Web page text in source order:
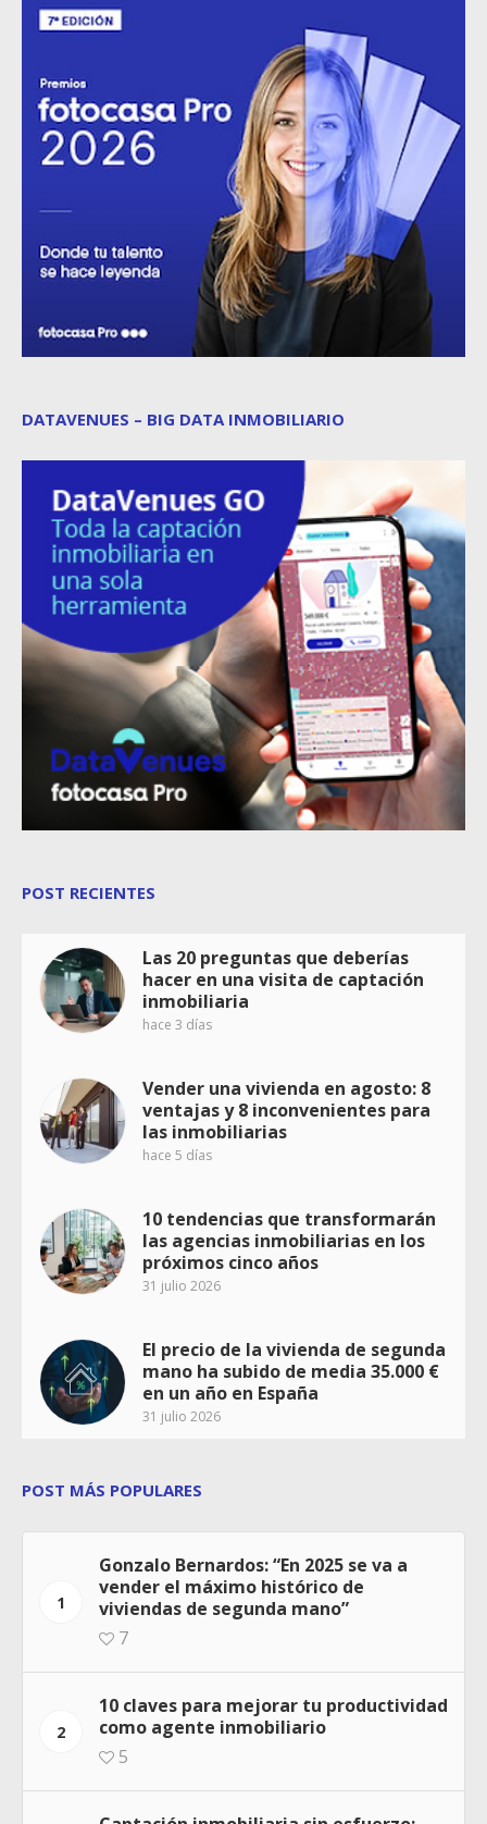
DATAVENUES – BIG DATA INMOBILIARIO
POST RECIENTES
Las 20 preguntas que deberías
hacer en una visita de captación
inmobiliaria
hace 3 días
Vender una vivienda en agosto: 8
ventajas y 8 inconvenientes para
las inmobiliarias
hace 5 días
10 tendencias que transformarán
las agencias inmobiliarias en los
próximos cinco años
31 julio 2026
El precio de la vivienda de segunda
mano ha subido de media 35.000 €
en un año en España
31 julio 2026
POST MÁS POPULARES
1
Gonzalo Bernardos: “En 2025 se va a
vender el máximo histórico de
viviendas de segunda mano”
7
2
10 claves para mejorar tu productividad
como agente inmobiliario
5